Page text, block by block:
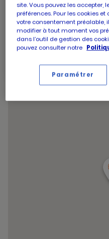
d'ouverture
d'aujourd'hui
Horaires
d'ouverture
d'aujourd'hui
Jeudi
Horaires
d'ouverture
Vendredi
Horaires
d'aujourd'hui
Samedi
d'ouverture
d'aujourd'hui
Dimanche
Horaires
d'ouverture
Samedi
site. Vous pouvez les accepter,
préférences. Pour les cookies
votre consentement préalable,
modifier à tout moment vos
dans l’outil de gestion des
pouvez consulter notre
Paramétrer